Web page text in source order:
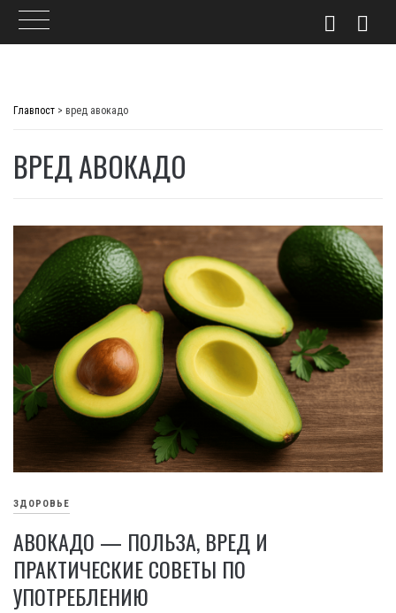
Главпост > вред авокадо
ВРЕД АВОКАДО
ЗДОРОВЬЕ
АВОКАДО — ПОЛЬЗА, ВРЕД И
ПРАКТИЧЕСКИЕ СОВЕТЫ ПО
УПОТРЕБЛЕНИЮ